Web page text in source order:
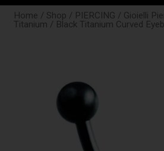
Home / Shop / PIERCING / Gioielli
Titanium / Black Titanium Curved